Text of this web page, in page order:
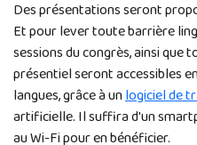
Des présentations seront
Et pour lever toute barrière
sessions du congrès, ainsi que
présentiel seront accessibles
langues, grâce à unlogiciel de
artificielle. Il suffira d'un
au Wi-Fi pour en bénéficier.